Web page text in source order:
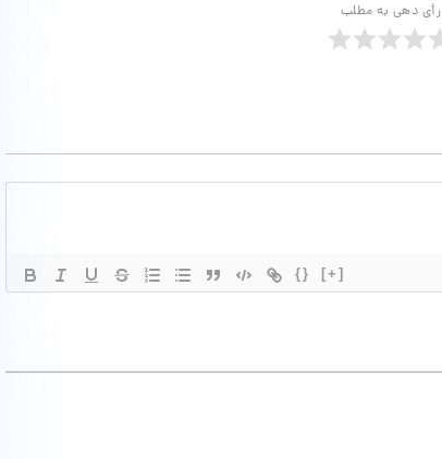
رأی دهی به مطلب
{} [+]